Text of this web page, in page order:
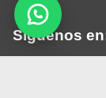
Siguenos